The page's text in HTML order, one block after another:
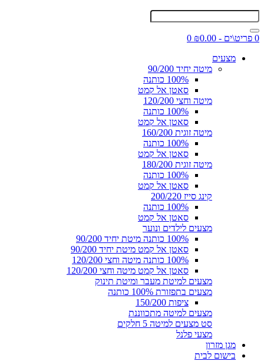
0 פריט\ים - ₪0.00
0
מצעים
מיטה יחיד 90/200
100% כותנה
סאטן אל קמט
מיטה וחצי 120/200
100% כותנה
סאטן אל קמט
מיטה זוגית 160/200
100% כותנה
סאטן אל קמט
מיטה זוגית 180/200
100% כותנה
סאטן אל קמט
קינג סייז 200/220
100% כותנה
סאטן אל קמט
מצעים לילדים ונוער
100% כותנה מיטת יחיד 90/200
סאטן אל קמט מיטת יחיד 90/200
100% כותנה מיטה וחצי 120/200
סאטן אל קמט מיטה וחצי 120/200
מצעים למיטת מעבר ומיטת תינוק
מצעים בתפזורת 100% כותנה
ציפות 150/200
מצעים למיטה מתכווננת
סט מצעים למיטה 5 חלקים
מצעי פלנל
מגן מזרון
בישום לבית